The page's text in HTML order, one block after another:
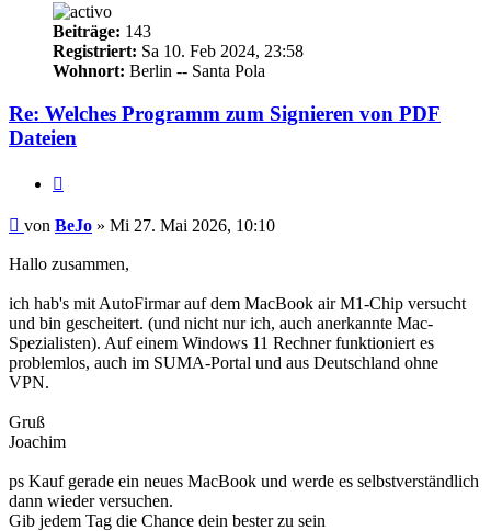
Beiträge: 143
Registriert: Sa 10. Feb 2024, 23:58
Wohnort: Berlin -- Santa Pola
Re: Welches Programm zum Signieren von PDF
Dateien
Beitrag
von BeJo » Mi 27. Mai 2026, 10:10
Hallo zusammen,
ich hab's mit AutoFirmar auf dem MacBook air M1-Chip versucht
und bin gescheitert. (und nicht nur ich, auch anerkannte Mac-
Spezialisten). Auf einem Windows 11 Rechner funktioniert es
problemlos, auch im SUMA-Portal und aus Deutschland ohne
VPN.
Gruß
Joachim
ps Kauf gerade ein neues MacBook und werde es selbstverständlich
dann wieder versuchen.
Gib jedem Tag die Chance dein bester zu sein